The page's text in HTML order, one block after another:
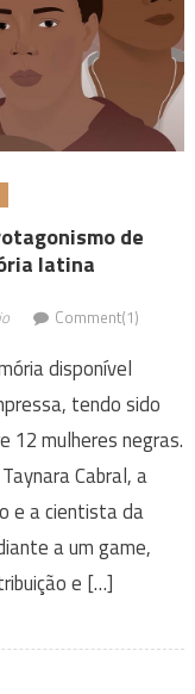
de
latina
Comment(1)
disponível
tendo sido
12 mulheres negras.
Cabral, a
e a cientista da
a um game,
e […]